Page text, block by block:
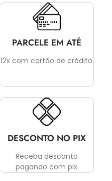
PARCELE EM ATÉ
12x com cartão de crédito
DESCONTO NO PIX
Receba desconto
pagando com pix